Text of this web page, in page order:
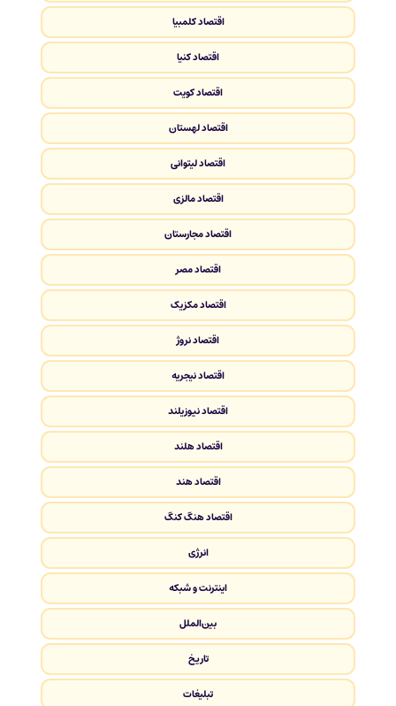
اقتصاد کلمبیا
اقتصاد کنیا
اقتصاد کویت
اقتصاد لهستان
اقتصاد لیتوانی
اقتصاد مالزی
اقتصاد مجارستان
اقتصاد مصر
اقتصاد مکزیک
اقتصاد نروژ
اقتصاد نیجریه
اقتصاد نیوزیلند
اقتصاد هلند
اقتصاد هند
اقتصاد هنگ کنگ
انرژی
اینترنت و شبکه
بین‌الملل
تاریخ
تبلیغات